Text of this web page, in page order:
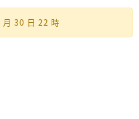
30 日 22 時